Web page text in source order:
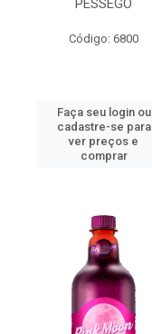
PÊSSEGO
Código: 6800
Faça seu login ou
cadastre-se para
ver preços e
comprar